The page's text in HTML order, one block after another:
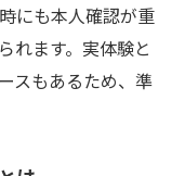
にも本人確認が重
れます。実体験と
スもあるため、準